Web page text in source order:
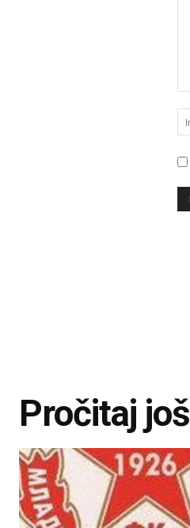
Pročitaj još